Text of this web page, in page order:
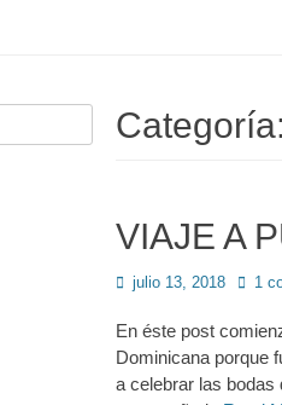
Categoría:
VIAJE A
Publicado
julio 13, 2018 1
En éste post
Dominicana porque
a celebrar las bodas